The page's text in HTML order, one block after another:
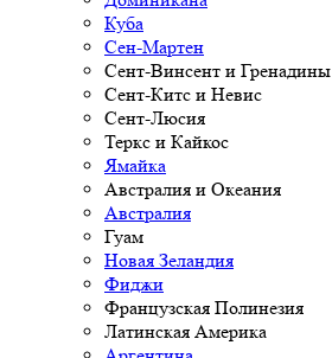
Куба
Сен-Мартен
Сент-Винсент и Гренадины
Сент-Китс и Невис
Сент-Люсия
Теркс и Кайкос
Ямайка
Австралия и Океания
Австралия
Гуам
Новая Зеландия
Фиджи
Французская Полинезия
Латинская Америка